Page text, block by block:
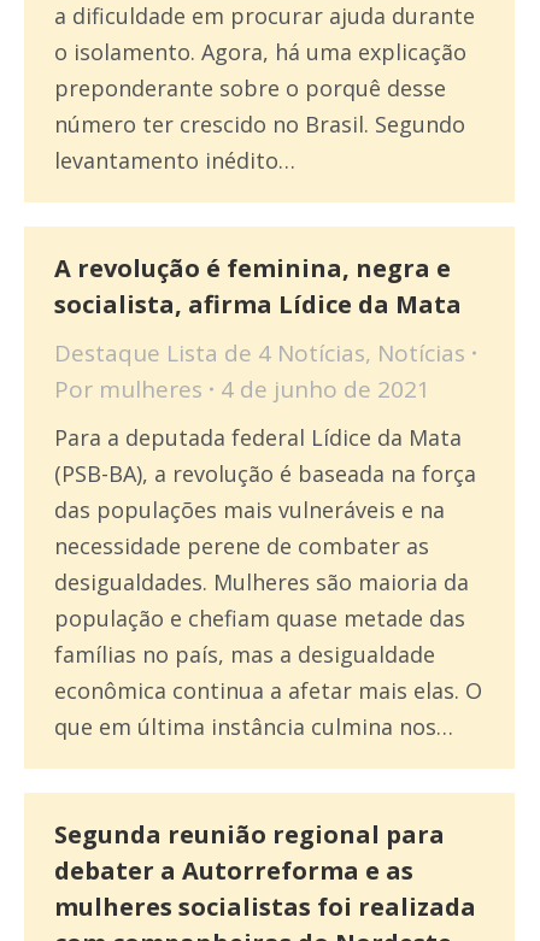
a dificuldade em procurar ajuda durante
o isolamento. Agora, há uma explicação
preponderante sobre o porquê desse
número ter crescido no Brasil. Segundo
levantamento inédito…
A revolução é feminina, negra e
socialista, afirma Lídice da Mata
Destaque Lista de 4 Notícias, Notícias
Por mulheres 4 de junho de 2021
Para a deputada federal Lídice da Mata
(PSB-BA), a revolução é baseada na força
das populações mais vulneráveis e na
necessidade perene de combater as
desigualdades. Mulheres são maioria da
população e chefiam quase metade das
famílias no país, mas a desigualdade
econômica continua a afetar mais elas. O
que em última instância culmina nos…
Segunda reunião regional para
debater a Autorreforma e as
mulheres socialistas foi realizada